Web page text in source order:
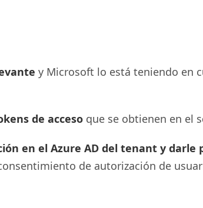
y Microsoft lo está teniendo en
de acceso que se obtienen en el
en el Azure AD del tenant y
de autorización de